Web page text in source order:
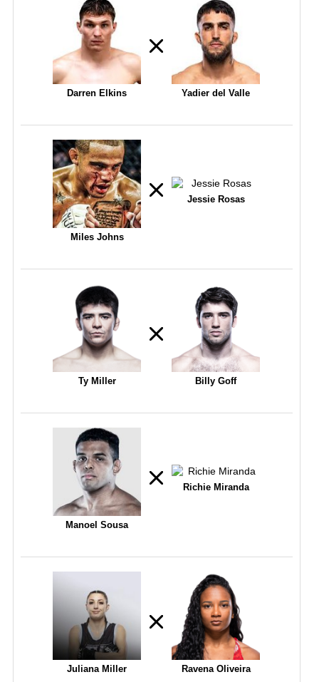
Darren Elkins Yadier del Valle
Miles Johns
Jessie Rosas
Ty Miller Billy Goff
Manoel Sousa
Richie Miranda
Juliana Miller Ravena Oliveira